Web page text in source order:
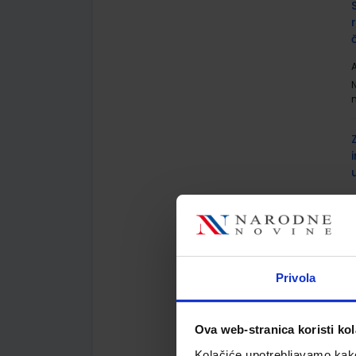
Privola
Ova web-stranica koristi